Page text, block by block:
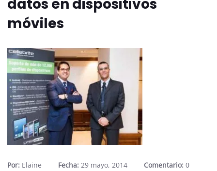
datos en dispositivos
móviles
Por: Elaine Fecha: 29 mayo, 2014 Comentario: 0